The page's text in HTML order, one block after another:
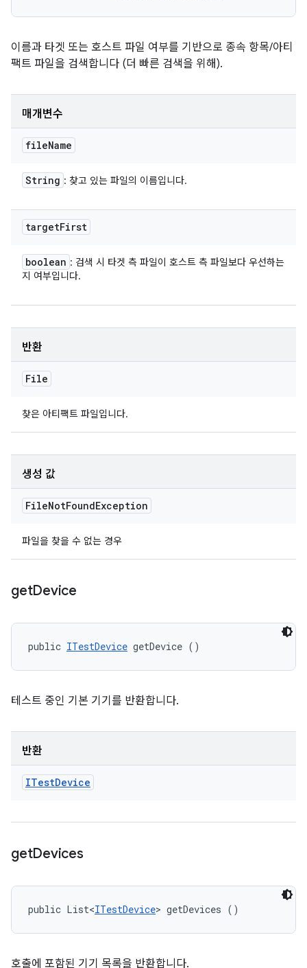
이름과 타겟 또는 호스트 파일 여부를 기반으로 종속 항목/아티
팩트 파일을 검색합니다 (더 빠른 검색을 위해).
매개변수
fileName
String : 찾고 있는 파일의 이름입니다.
targetFirst
boolean : 검색 시 타겟 측 파일이 호스트 측 파일보다 우선하는
지 여부입니다.
반환
File
찾은 아티팩트 파일입니다.
생성 값
FileNotFoundException
파일을 찾을 수 없는 경우
getDevice
public ITestDevice getDevice ()
테스트 중인 기본 기기를 반환합니다.
반환
ITestDevice
getDevices
public List<ITestDevice> getDevices ()
호출에 포함된 기기 목록을 반환합니다.